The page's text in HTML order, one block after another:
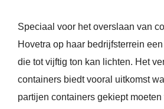
Speciaal voor het overslaan van
Hovetra op haar bedrijfsterrein
die tot vijftig ton kan lichten. Het
containers biedt vooral uitkomst
partijen containers gekiept